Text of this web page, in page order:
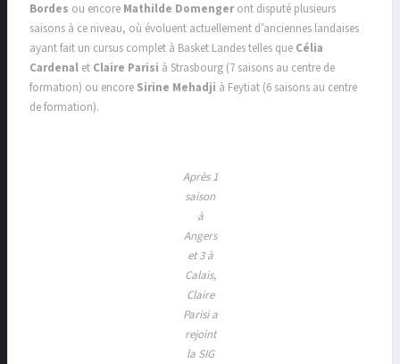
Bordes ou encore Mathilde Domengeront disputé plusieurs
saisons à ce niveau, où évoluent actuellement d’anciennes landaises
ayant fait un cursus complet à Basket Landes telles que Célia
Cardenal et Claire Parisi à Strasbourg (7 saisons au centre de
formation) ou encore Sirine Mehadji à Feytiat (6 saisons au centre
de formation).
Après 1
saison
à
Angers
et 3 à
Calais,
Claire
Parisi a
rejoint
la SIG